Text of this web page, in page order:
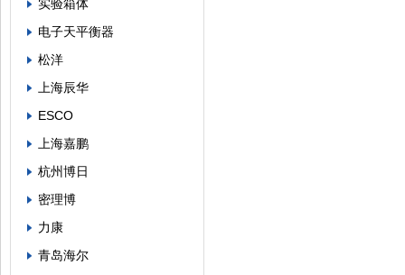
实验箱体
电子天平衡器
松洋
上海辰华
ESCO
上海嘉鹏
杭州博日
密理博
力康
青岛海尔